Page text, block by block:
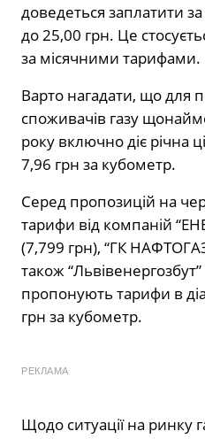
доведеться заплатити
до 25,00 грн. Це
за місячними тарифами.
Варто нагадати, що для
споживачів газу
року включно діє річна
7,96 грн за кубометр.
Серед пропозицій на
тарифи від компаній
(7,799 грн), “ГК
також
пропонують тарифи в
грн за кубометр.
РЕКЛАМА
Щодо ситуації на ринку